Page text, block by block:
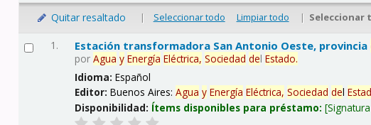
Quitar resaltado | Seleccionar todo Limpiar todo | Seleccionar
1. Estación transformadora San Antonio Oeste, provincia
porAgua y Energía Eléctrica, Sociedad delEstado.
Idioma:Español
Editor:Buenos Aires:Agua y Energía Eléctrica, Sociedad del
Disponibilidad: Ítems disponibles para préstamo: